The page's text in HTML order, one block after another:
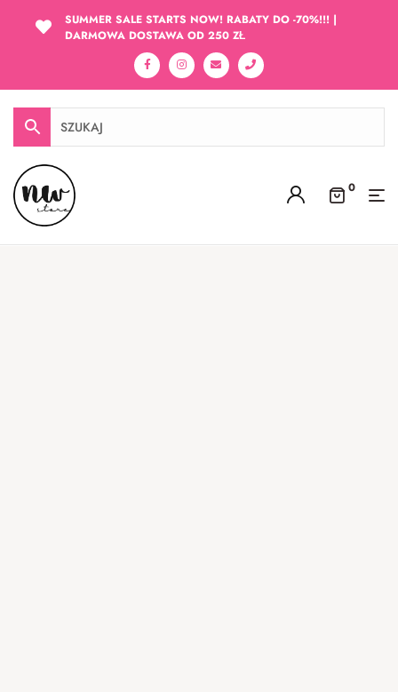
SUMMER SALE STARTS NOW! RABATY DO -70%!!! |
DARMOWA DOSTAWA OD 250 ZŁ
0